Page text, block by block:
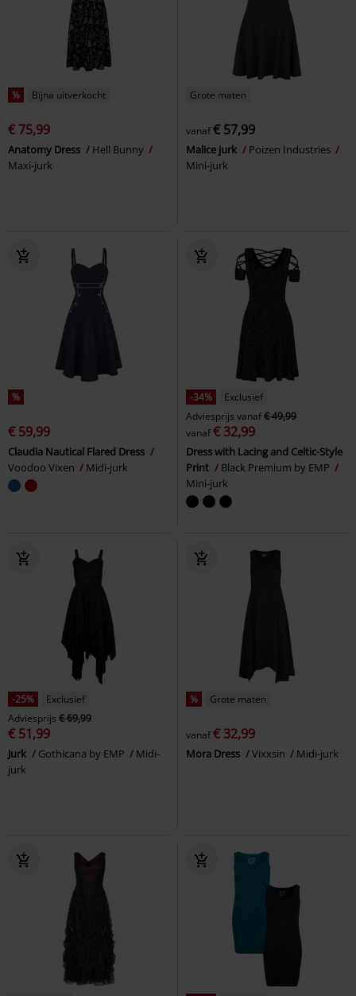
% Bijna uitverkocht
€ 75,99
Anatomy Dress
Hell Bunny
Maxi-jurk
Grote maten
vanaf€ 57,99
Malice jurk
Poizen Industries
Mini-jurk
%
€ 59,99
Claudia Nautical Flared Dress
Voodoo Vixen
Midi-jurk
-34%
Exclusief
Adviesprijs vanaf€ 49,99
vanaf€ 32,99
Dress with Lacing and Celtic-Style
Print
Black Premium by EMP
Mini-jurk
-25%
Exclusief
Adviesprijs € 69,99
€ 51,99
Jurk Gothicana by EMP
Midi-
jurk
% Grote maten
vanaf€ 32,99
Mora Dress Vixxsin Midi-jurk